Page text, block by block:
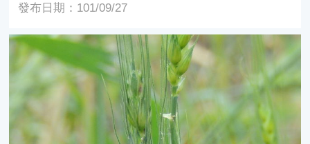
發布日期：101/09/27
能源植物介紹